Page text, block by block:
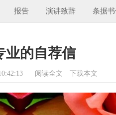
报告 演讲致辞 条据
业的自荐信
阅读全文 下载本文